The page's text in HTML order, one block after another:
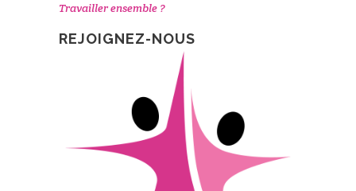
Travailler ensemble ?
REJOIGNEZ-NOUS